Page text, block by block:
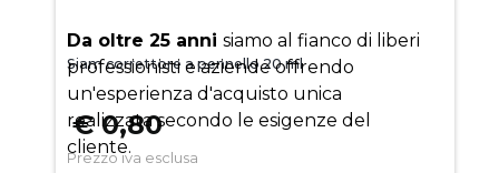
Siam correttore a pennello 20 ml
€ 0,80
Prezzo iva esclusa
Da oltre 25 anni siamo al fianco di liberi
professionisti e aziende offrendo
un'esperienza d'acquisto unica
realizzata secondo le esigenze del
cliente.